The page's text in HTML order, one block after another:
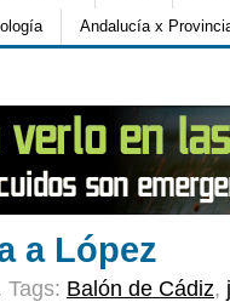
Andalucía x
a López
Tags: Balón de Cádiz,